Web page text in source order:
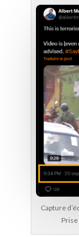
Capture